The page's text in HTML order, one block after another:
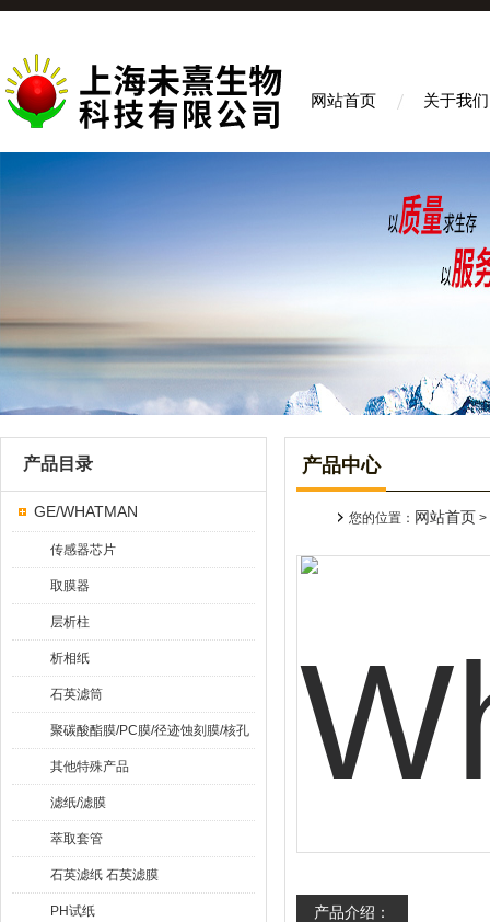
网站首页 关于我们
产品目录
GE/WHATMAN
传感器芯片
取膜器
层析柱
析相纸
石英滤筒
聚碳酸酯膜/PC膜/径迹蚀刻膜/核孔
膜
其他特殊产品
滤纸/滤膜
萃取套管
石英滤纸 石英滤膜
PH试纸
产品中心
您的位置： 网站首页 >
产品介绍：